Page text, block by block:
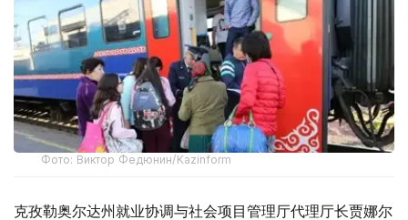
Фото: Виктор Федюнин/Kazinform
克孜勒奥尔达州就业协调与社会项目管理厅代理厅长贾娜尔